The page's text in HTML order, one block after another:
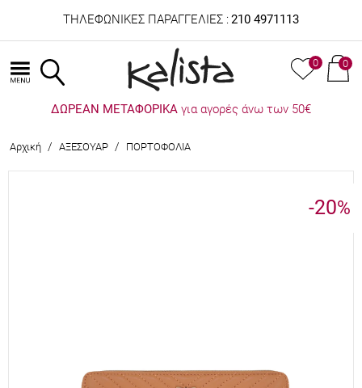
ΤΗΛΕΦΩΝΙΚΕΣ ΠΑΡΑΓΓΕΛΙΕΣ : 210 4971113
0 0
ΔΩΡΕΑΝ ΜΕΤΑΦΟΡΙΚΑ για αγορές άνω των 50€
Αρχική / ΑΞΕΣΟΥΑΡ / ΠΟΡΤΟΦΟΛΙΑ
-20%